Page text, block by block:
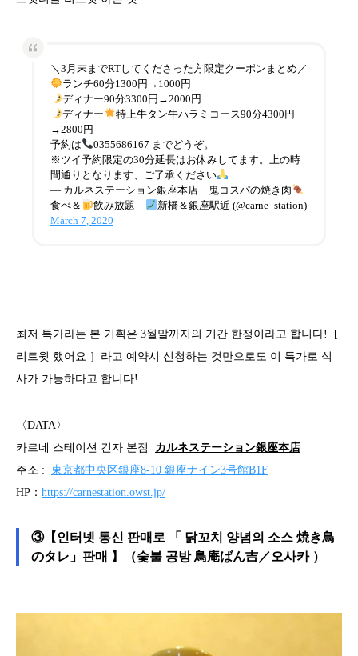
＼3月末までRTしてくださった方限定クーポンまとめ／
ランチ60分1300円→1000円
ディナー90分3300円→2000円
ディナー
特上牛タン牛ハラミコース90分4300円
→2800円
予約は
0355686167 までどうぞ。
※ツイ予約限定の30分延長はお休みしてます。上の時
間通りとなります、ご了承ください
— カルネステーション銀座本店 鬼コスパの焼き肉
食べ＆
飲み放題
新橋＆銀座駅近 (@carne_station)
March 7, 2020
최저 특가라는 본 기획은 3월말까지의 기간 한정이라고 합니다! [
리트윗 했어요 ］라고 예약시 신청하는 것만으로도 이 특가로 식
사가 가능하다고 합니다!
〈DATA〉
카르네 스테이션 긴자 본점 カルネステーション銀座本店
주소 : 東京都中央区銀座8-10 銀座ナイン3号館B1F
HP： https://carnestation.owst.jp/
③【인터넷 통신 판매로 「 닭꼬치 양념의 소스 焼き鳥
のタレ」판매 】（숯불 공방 鳥庵ばん吉／오사카 ）